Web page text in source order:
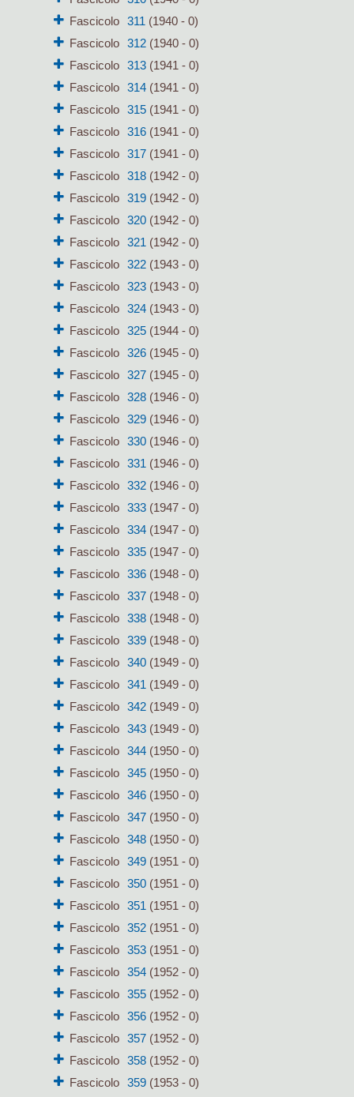
Fascicolo
311 (1940 - 0)
Fascicolo
312(1940 - 0)
Fascicolo
313(1941 - 0)
Fascicolo
314(1941 - 0)
Fascicolo
315(1941 - 0)
Fascicolo
316(1941 - 0)
Fascicolo
317(1941 - 0)
Fascicolo
318(1942 - 0)
Fascicolo
319(1942 - 0)
Fascicolo
320(1942 - 0)
Fascicolo
321 (1942 - 0)
Fascicolo
322(1943 - 0)
Fascicolo
323(1943 - 0)
Fascicolo
324(1943 - 0)
Fascicolo
325(1944 - 0)
Fascicolo
326(1945 - 0)
Fascicolo
327(1945 - 0)
Fascicolo
328(1946 - 0)
Fascicolo
329(1946 - 0)
Fascicolo
330(1946 - 0)
Fascicolo
331 (1946 - 0)
Fascicolo
332(1946 - 0)
Fascicolo
333(1947 - 0)
Fascicolo
334(1947 - 0)
Fascicolo
335(1947 - 0)
Fascicolo
336(1948 - 0)
Fascicolo
337(1948 - 0)
Fascicolo
338(1948 - 0)
Fascicolo
339(1948 - 0)
Fascicolo
340(1949 - 0)
Fascicolo
341 (1949 - 0)
Fascicolo
342(1949 - 0)
Fascicolo
343(1949 - 0)
Fascicolo
344(1950 - 0)
Fascicolo
345(1950 - 0)
Fascicolo
346(1950 - 0)
Fascicolo
347(1950 - 0)
Fascicolo
348(1950 - 0)
Fascicolo
349(1951 - 0)
Fascicolo
350(1951 - 0)
Fascicolo
351 (1951 - 0)
Fascicolo
352(1951 - 0)
Fascicolo
353(1951 - 0)
Fascicolo
354(1952 - 0)
Fascicolo
355(1952 - 0)
Fascicolo
356(1952 - 0)
Fascicolo
357(1952 - 0)
Fascicolo
358(1952 - 0)
Fascicolo
359(1953 - 0)